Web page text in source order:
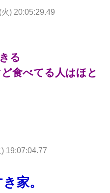
) 20:05:29.49
る
食べてる人はほと
19:07:04.77
き家。